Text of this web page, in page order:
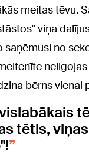
meitas tēvu.
viņa
saņēmusi no
bērns vienai
tētis, viņas